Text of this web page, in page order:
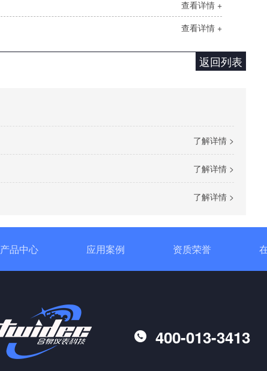
查看详情 +
查看详情 +
返回列表
了解详情 >
了解详情 >
了解详情 >
产品中心 应用案例 资质荣誉
400-013-3413